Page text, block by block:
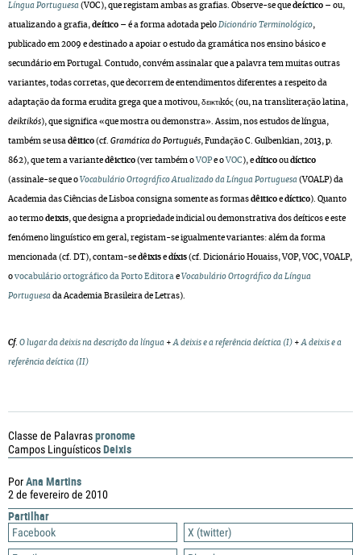
PorAna Martins
2 de fevereiro de 2010
Partilhar
Facebook
X (twitter)
Língua Portuguesa (VOC), que registam ambas as grafias. Observe-se que deíctico – ou,
atualizando a grafia, deítico – é a forma adotada pelo Dicionário Terminológico,
publicado em 2009 e destinado a apoiar o estudo da gramática nos ensino básico e
secundário em Portugal. Contudo, convém assinalar que a palavra tem muitas outras
variantes, todas corretas, que decorrem de entendimentos diferentes a respeito da
adaptação da forma erudita grega que a motivou, δεικτιkóς (ou, na transliteração latina,
deiktikós), que significa «que mostra ou demonstra». Assim, nos estudos de língua,
também se usa dêitico (cf. Gramática do Português, Fundação C. Gulbenkian, 2013, p.
862), que tem a variante dêictico (ver também o VOPe o VOC ), e dítico ou díctico
(assinale-se que o Vocabulário Ortográfico Atualizado da Língua Portuguesa (VOALP) da
Academia das Ciências de Lisboa consigna somente as formas dêitico e díctico). Quanto
ao termo deixis, que designa a propriedade indicial ou demonstrativa dos deíticos e este
fenómeno linguístico em geral, registam-se igualmente variantes: além da forma
mencionada (cf. DT), contam-se dêixis e díxis (cf. Dicionário Houaiss, VOP, VOC, VOALP,
o vocabulário ortográfico da Porto Editora e Vocabulário Ortográfico da Língua
Portuguesa da Academia Brasileira de Letras).
Cf. O lugar da deixis na descrição da língua +A deixis e a referência deíctica (I) +A deixis e a
referência deíctica (II)
Classe de Palavraspronome
Campos LinguísticosDeixis